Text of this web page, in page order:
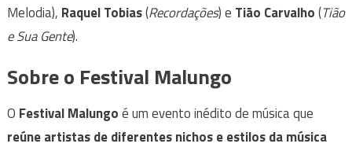
Melodia), Raquel Tobias(Recordações) e Tião Carvalho(Tião
e Sua Gente).
Sobre o Festival Malungo
O Festival Malungoé um evento inédito de música que
reúne artistas de diferentes nichos e estilos da música